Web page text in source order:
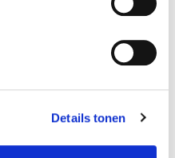
Details tonen
wat u zoekt